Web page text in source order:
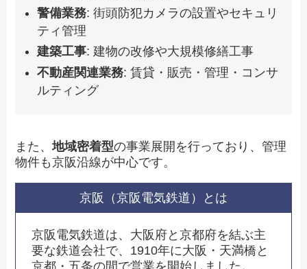
警備業務: 街頭防犯カメラの設置やセキュリ
ティ管理
建築工事: 建物の改修や大規模修繕工事
不動産関連業務: 賃貸・販売・管理・コンサ
ルティング
また、地域密着型の事業展開を行っており、管理
物件も京阪沿線が中心です。
京阪（京阪電気鉄道）とは
京阪電気鉄道は、大阪府と京都府を結ぶ主
要な鉄道会社で、1910年に大阪・天満橋と
京都・五条の間で営業を開始しました。